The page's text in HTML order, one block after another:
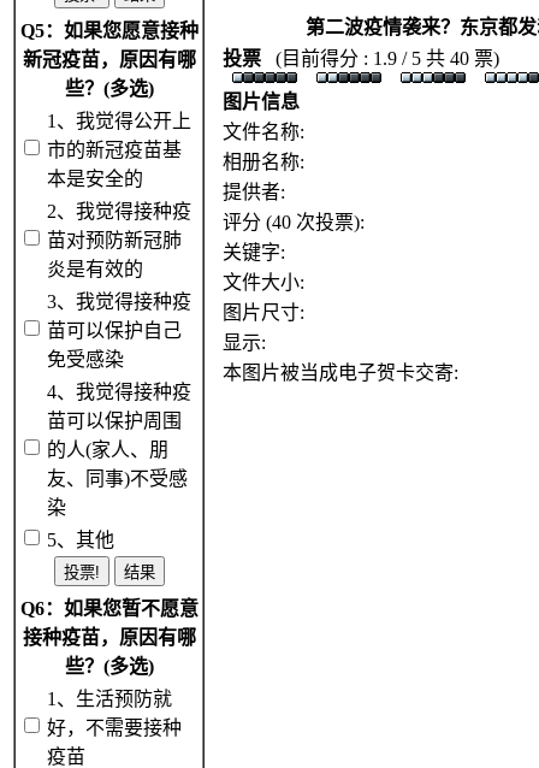
Q5：如果您愿意接种
新冠疫苗，原因有哪
些？(多选)
1、我觉得公开上
市的新冠疫苗基
本是安全的
2、我觉得接种疫
苗对预防新冠肺
炎是有效的
3、我觉得接种疫
苗可以保护自己
免受感染
4、我觉得接种疫
苗可以保护周围
的人(家人、朋
友、同事)不受感
染
5、其他
Q6：如果您暂不愿意
接种疫苗，原因有哪
些？(多选)
1、生活预防就
好，不需要接种
疫苗
第二波疫情袭来？东京都
投票
(目前得分 : 1.9 / 5 共 40 票)
图片信息
文件名称:
相册名称:
提供者:
评分 (40 次投票):
关键字:
文件大小:
图片尺寸:
显示:
本图片被当成电子贺卡交寄: